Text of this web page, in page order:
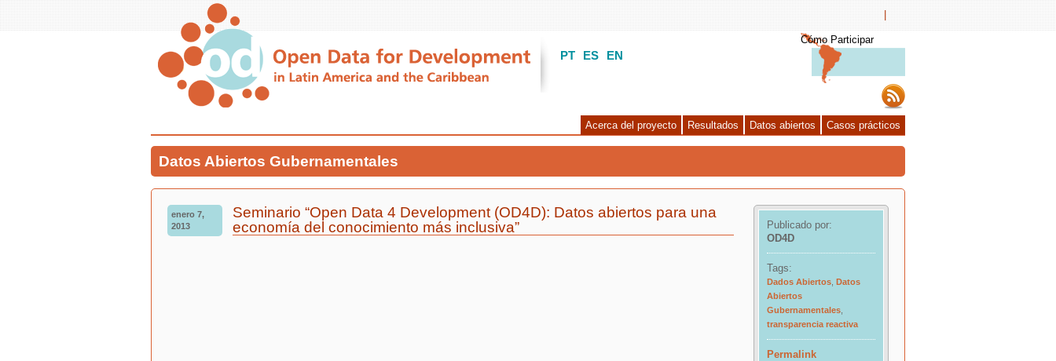
|
PT ES EN
Cómo Participar
Acerca del proyecto Resultados Datos abiertos Casos prácticos
Datos Abiertos Gubernamentales
enero 7,
2013
Seminario “Open Data 4 Development (OD4D): Datos abiertos para una
economía del conocimiento más inclusiva”
Publicado por:
OD4D
Tags:
Dados Abiertos Datos
Abiertos
Gubernamentales
transparencia reactiva
Permalink